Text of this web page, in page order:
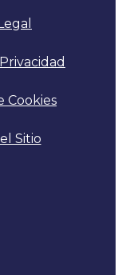
Cookies
Sitio